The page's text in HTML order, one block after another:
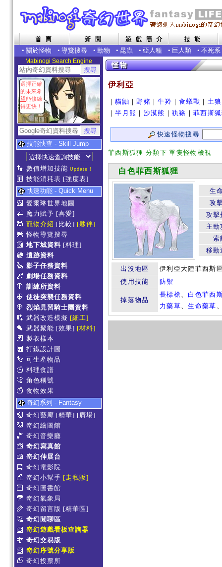
• 關於怪物 • 導覽搜尋 • 動物 • 昆蟲 • 亞人種 • 巨人類 • 不死系
Mabinogi Search Engine
選擇正確
的未來希
望能修練
得更快！
技能快查 - Skill Jump
數值增加技能 Update !
技能消耗表 [強度表]
快速功能 - Quick Menu
愛爾琳世界地圖
魔力賦予 [喜愛]
寵物介紹 [比較] [夥伴]
怪物導覽搜尋
地下城資料 [料理]
遺跡資料
影子任務資料
劇場任務資料
訓練所資料
使徒突襲任務資料
烈焰見習騎士團資料
武器改造模擬 [細工]
武器聚能 [效果] [材料]
製衣樣本
打鐵設計圖
可生產物品
料理食譜
角色稱號
食物效果
奇幻系列 - Fantasy
奇幻藝廊 [精華] [廣場]
奇幻繪圖館
奇幻音樂廳
奇幻寫真館
奇幻伸展台
奇幻電影院
奇幻小幫手 [走私販]
奇幻圖書館
奇幻氣象局
奇幻留言版 [精華區]
奇幻閒聊區
奇幻遊戲看板查詢器
奇幻交易版
奇幻序號分享版
奇幻投票所
伊利亞
｜貓鼬 ｜野豬 ｜牛羚 ｜食蟻獸 ｜ 土狼
｜半月熊 ｜ 沙漠熊 ｜犰狳 ｜菲西斯
快速怪物搜尋
菲西斯狐狸 分類下 單隻怪物檢視
白色菲西斯狐狸
生
攻
攻擊
主動
索
移動
出沒地區
伊利亞大陸菲西斯
使用技能
防禦
掉落物品
長標槍 、 白色菲西
力藥草、生命藥草